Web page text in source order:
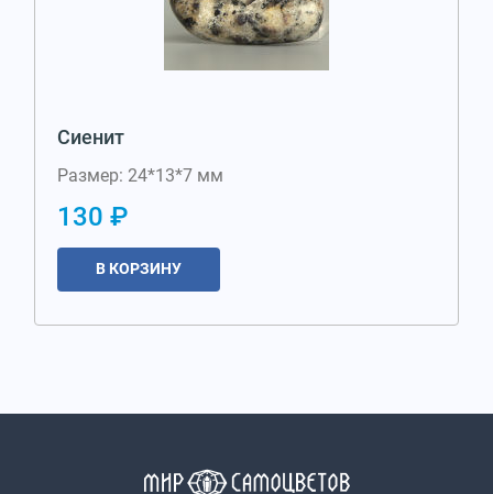
Сиенит
Размер: 24*13*7 мм
130 ₽
В КОРЗИНУ